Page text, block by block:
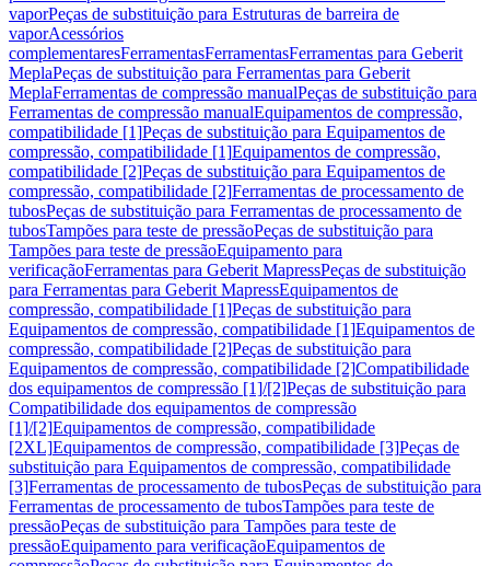
vaporPeças de substituição para Estruturas de barreira de
vaporAcessórios
complementaresFerramentasFerramentasFerramentas para Geberit
MeplaPeças de substituição para Ferramentas para Geberit
MeplaFerramentas de compressão manualPeças de substituição para
Ferramentas de compressão manualEquipamentos de compressão,
compatibilidade [1]Peças de substituição para Equipamentos de
compressão, compatibilidade [1]Equipamentos de compressão,
compatibilidade [2]Peças de substituição para Equipamentos de
compressão, compatibilidade [2]Ferramentas de processamento de
tubosPeças de substituição para Ferramentas de processamento de
tubosTampões para teste de pressãoPeças de substituição para
Tampões para teste de pressãoEquipamento para
verificaçãoFerramentas para Geberit MapressPeças de substituição
para Ferramentas para Geberit MapressEquipamentos de
compressão, compatibilidade [1]Peças de substituição para
Equipamentos de compressão, compatibilidade [1]Equipamentos de
compressão, compatibilidade [2]Peças de substituição para
Equipamentos de compressão, compatibilidade [2]Compatibilidade
dos equipamentos de compressão [1]/[2]Peças de substituição para
Compatibilidade dos equipamentos de compressão
[1]/[2]Equipamentos de compressão, compatibilidade
[2XL]Equipamentos de compressão, compatibilidade [3]Peças de
substituição para Equipamentos de compressão, compatibilidade
[3]Ferramentas de processamento de tubosPeças de substituição para
Ferramentas de processamento de tubosTampões para teste de
pressãoPeças de substituição para Tampões para teste de
pressãoEquipamento para verificaçãoEquipamentos de